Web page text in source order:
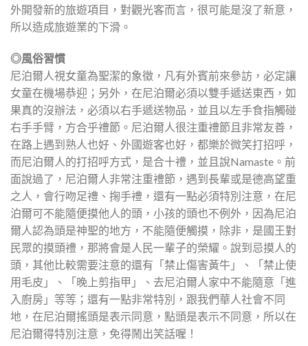
外開發新的旅遊項目，對觀光客而言，很可能是沒了新意，
所以造成旅遊業的下滑。
◎風俗習慣
尼泊爾人視女童為聖潔的象徵，凡有外賓前來參訪，必定讓
女童在機場恭迎；另外，在尼泊爾必須以雙手遞送東西，如
果真的沒辦法，必須以右手遞送物品，並且以左手食指觸碰
右手手臂，方合乎禮節。尼泊爾人很注重禮節且非常友善，
在路上遇到熟人也好、外國遊客也好，都樂於微笑打招呼，
而尼泊爾人的打招呼方式，是合十禮，並且說Namaste。前
面說過了，尼泊爾人非常注重禮節，遇到長輩或是德高望重
之人，會行吻足禮、掬手禮，還有一點必須特別注意，在尼
泊爾可不能隨便摸他人的頭，小孩的頭也不例外，因為尼泊
爾人認為頭是神聖的地方，不能隨便觸摸，除非，是國王對
民眾的摸頭禮，那將會是人民一輩子的榮耀。說到忌摸人的
頭，其他比較需要注意的還有「禁止傷害黃牛」、「禁止使
用毛皮」、「晚上剪指甲」、去尼泊爾人家中不能隨意「進
入廚房」等等；還有一點非常特別，跟我們華人社會不同
地，在尼泊爾搖頭是表示同意，點頭是表示不同意，所以在
尼泊爾得特別注意，免得鬧出笑話喔！